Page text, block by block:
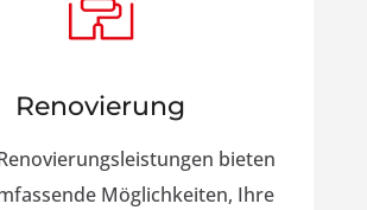
Renovierung
bieten
Möglichkeiten, Ihre